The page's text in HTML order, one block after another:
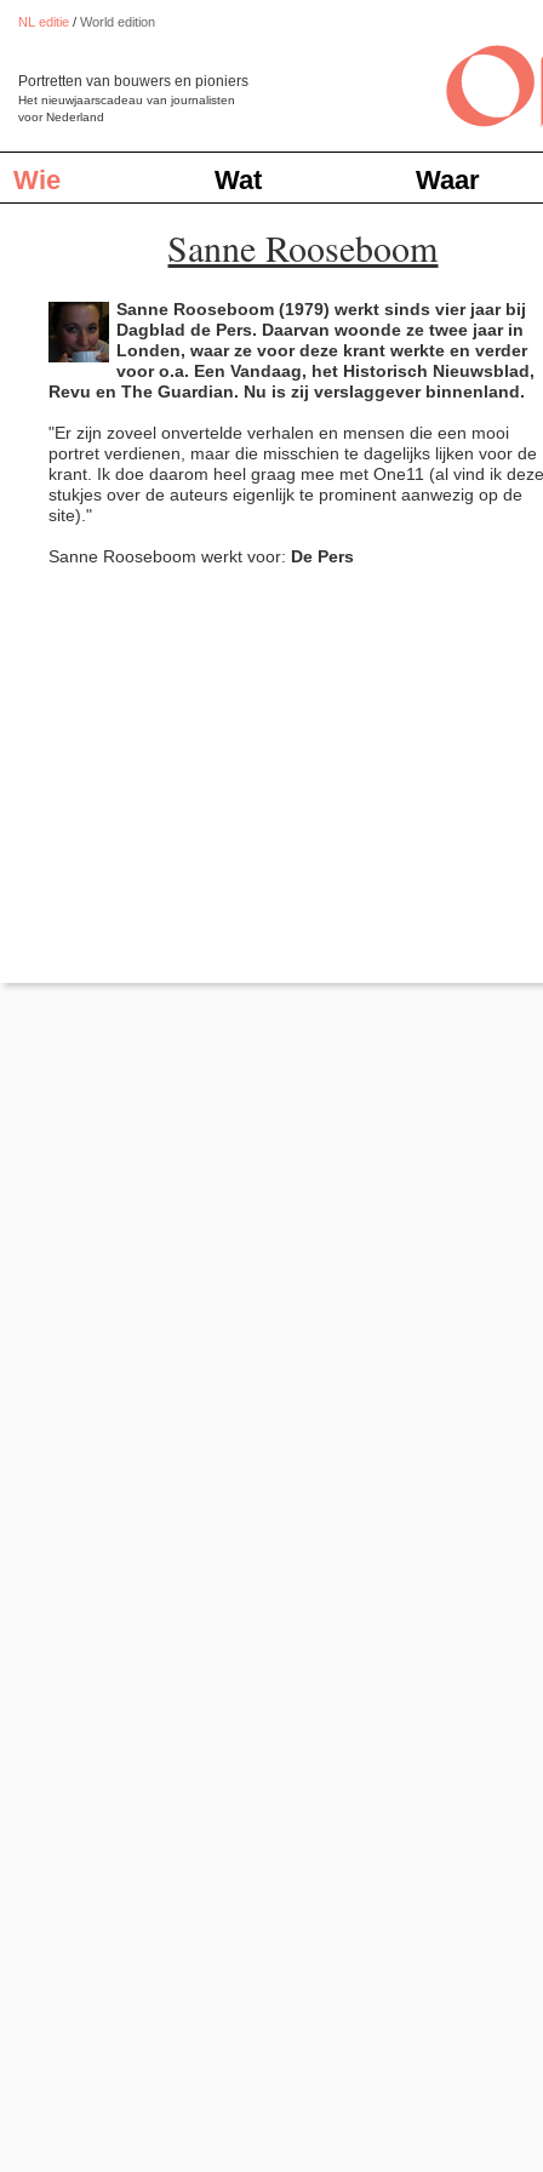
NL editie / World edition
Het nieuwjaarscadeau van journalisten
voor Nederland
Portretten van bouwers en pioniers
Wie Wat Waar
Sanne Rooseboom
Sanne Rooseboom (1979) werkt sinds vier jaar bij
Dagblad de Pers. Daarvan woonde ze twee jaar in
Londen, waar ze voor deze krant werkte en verder
voor o.a. Een Vandaag, het Historisch Nieuwsblad,
Revu en The Guardian. Nu is zij verslaggever binnenland.
"Er zijn zoveel onvertelde verhalen en mensen die een mooi
portret verdienen, maar die misschien te dagelijks lijken voor de
krant. Ik doe daarom heel graag mee met One11 (al vind ik deze
stukjes over de auteurs eigenlijk te prominent aanwezig op de
site)."
Sanne Rooseboom werkt voor: De Pers